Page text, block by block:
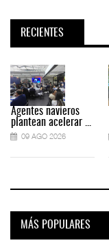
RECIENTES
Agentes navieros
plantean acelerar ...
09 AGO 2026
MÁS POPULARES